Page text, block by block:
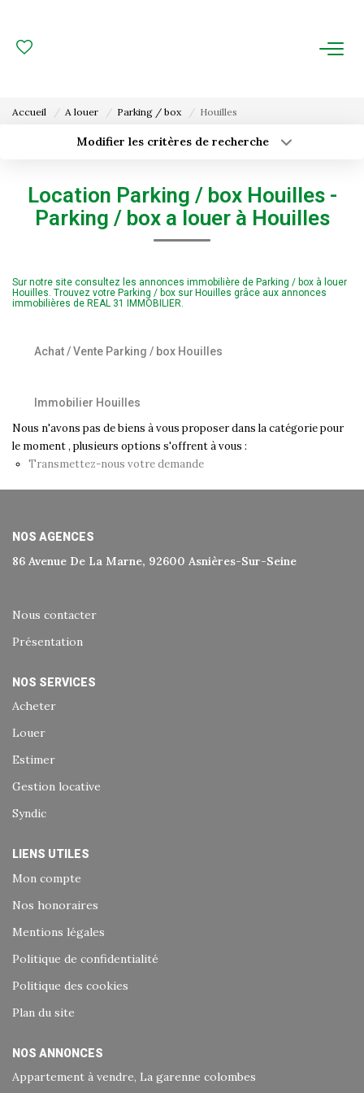
ESTIMATION
FAIRE GÉRER
Gestion Locative
NOUS CONNAITRE
Nos Agences
Nous Rejoindre
Nos Actualités
EXTRANET
Accueil A louer Parking / box Houilles
Modifier les critères de recherche
Sélectionnez...
Type de bien
Surface min
Créer une alerte
Location Parking / box Houilles -
Parking / box a louer à Houilles
Sur notre site consultez les annonces immobilière de Parking / box à louer
Houilles. Trouvez votre Parking / box sur Houilles grâce aux annonces
immobilières de REAL 31 IMMOBILIER.
Achat / Vente Parking / box Houilles
Immobilier Houilles
Nous n'avons pas de biens à vous proposer dans la catégorie pour
le moment , plusieurs options s'offrent à vous :
Transmettez-nous votre demande
NOS AGENCES
86 Avenue De La Marne, 92600 Asnières-Sur-Seine
Nous contacter
Présentation
NOS SERVICES
Acheter
Louer
Estimer
Gestion locative
Syndic
LIENS UTILES
Mon compte
Nos honoraires
Mentions légales
Politique de confidentialité
Politique des cookies
Plan du site
NOS ANNONCES
Appartement à vendre, La garenne colombes